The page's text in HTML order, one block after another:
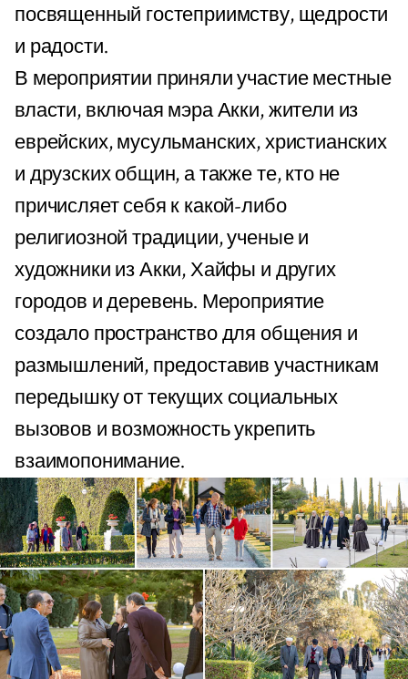
посвященный гостеприимству, щедрости
и радости.
В мероприятии приняли участие местные
власти, включая мэра Акки, жители из
еврейских, мусульманских, христианских
и друзских общин, а также те, кто не
причисляет себя к какой-либо
религиозной традиции, ученые и
художники из Акки, Хайфы и других
городов и деревень. Мероприятие
создало пространство для общения и
размышлений, предоставив участникам
передышку от текущих социальных
вызовов и возможность укрепить
взаимопонимание.